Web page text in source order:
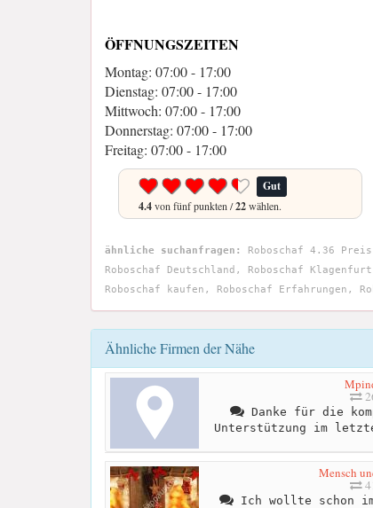
ÖFFNUNGSZEITEN
Montag: 07:00 - 17:00
Dienstag: 07:00 - 17:00
Mittwoch: 07:00 - 17:00
Donnerstag: 07:00 - 17:00
Freitag: 07:00 - 17:00
Gut
4.4von fünf punkten /22wählen.
ähnliche suchanfragen:
Roboschaf 4.36
Roboschaf Deutschland, Roboschaf
Roboschaf kaufen, Roboschaf Erfahrungen,
Ähnliche Firmen der Nähe
Danke für die
Unterstützung im
Mensch
Ich wollte schon